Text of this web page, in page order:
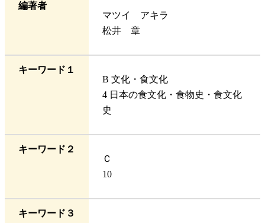
編著者
マツイ アキラ
松井 章
キーワード１
B 文化・食文化
4 日本の食文化・食物史・食文化
史
キーワード２
Ｃ
10
キーワード３